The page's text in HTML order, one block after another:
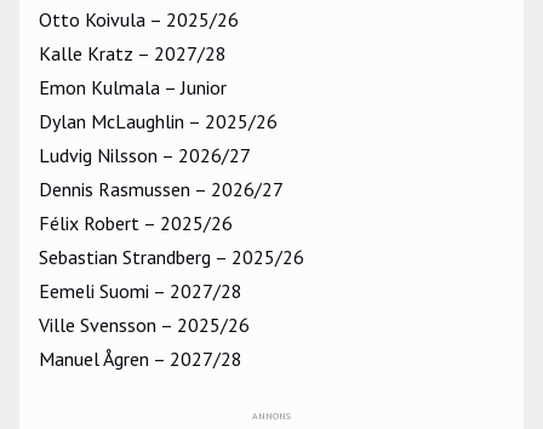
Otto Koivula – 2025/26
Kalle Kratz – 2027/28
Emon Kulmala – Junior
Dylan McLaughlin – 2025/26
Ludvig Nilsson – 2026/27
Dennis Rasmussen – 2026/27
Félix Robert – 2025/26
Sebastian Strandberg – 2025/26
Eemeli Suomi – 2027/28
Ville Svensson – 2025/26
Manuel Ågren – 2027/28